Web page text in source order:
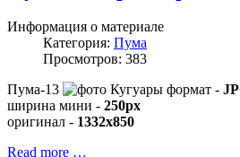
Информация о материале
Категория: Пума
Просмотров: 383
Пума-13
формат -
ширина мини - 250px
оригинал - 1332x850
Read more …